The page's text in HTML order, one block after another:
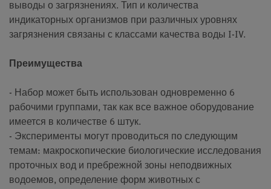
выводы о загрязнениях. Тип и количества
индикаторных организмов при различных уровнях
загрязнения связаны с классами качества воды I-IV.
Преимущества
- Набор может быть использован одновременно 6
рабочими группами, так как все важное оборудование
имеется в количестве 6 штук.
- Эксперименты могут проводиться по следующим
темам: макроскопические биологические исследования
проточных вод и пребрежной зоны неподвижных
водоемов, определение форм животных с